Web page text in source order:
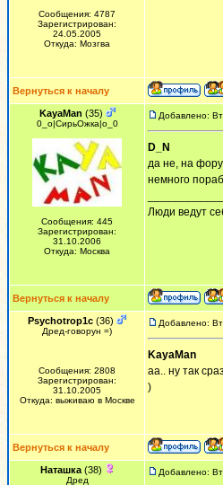
Сообщения: 4787
Зарегистрирован:
24.05.2005
Откуда: Мозгва
Вернуться к началу
KayaMan (35)
0_о|СирьОжка|о_0
Сообщения: 445
Зарегистрирован:
31.10.2006
Откуда: Москва
Добавлено:
D_N
да не, на
немного
Люди ведут
Вернуться к началу
Psychotrop1c (36)
Дред-говорун =)
Сообщения: 2808
Зарегистрирован:
31.10.2005
Откуда: выживаю в Москве
Добавлено:
KayaMan
аа.. ну так
)
Вернуться к началу
Наташка(38)
Дред
Добавлено: